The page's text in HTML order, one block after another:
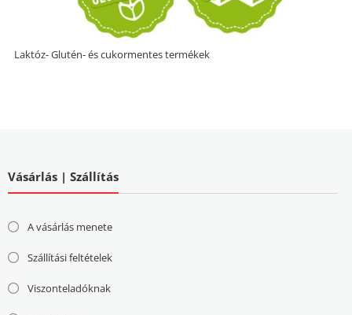
Laktóz- Glutén- és cukormentes termékek
Vásárlás | Szállítás
A vásárlás menete
Szállítási feltételek
Viszonteladóknak